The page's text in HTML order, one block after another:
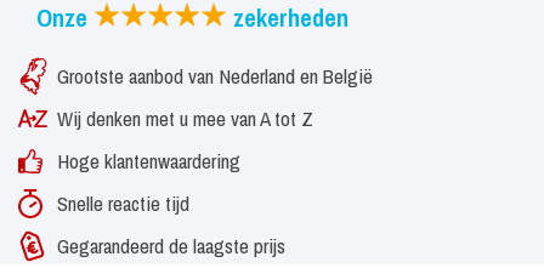
Onze zekerheden
Grootste aanbod van Nederland en België
Wij denken met u mee van A tot Z
Hoge klantenwaardering
Snelle reactie tijd
Gegarandeerd de laagste prijs